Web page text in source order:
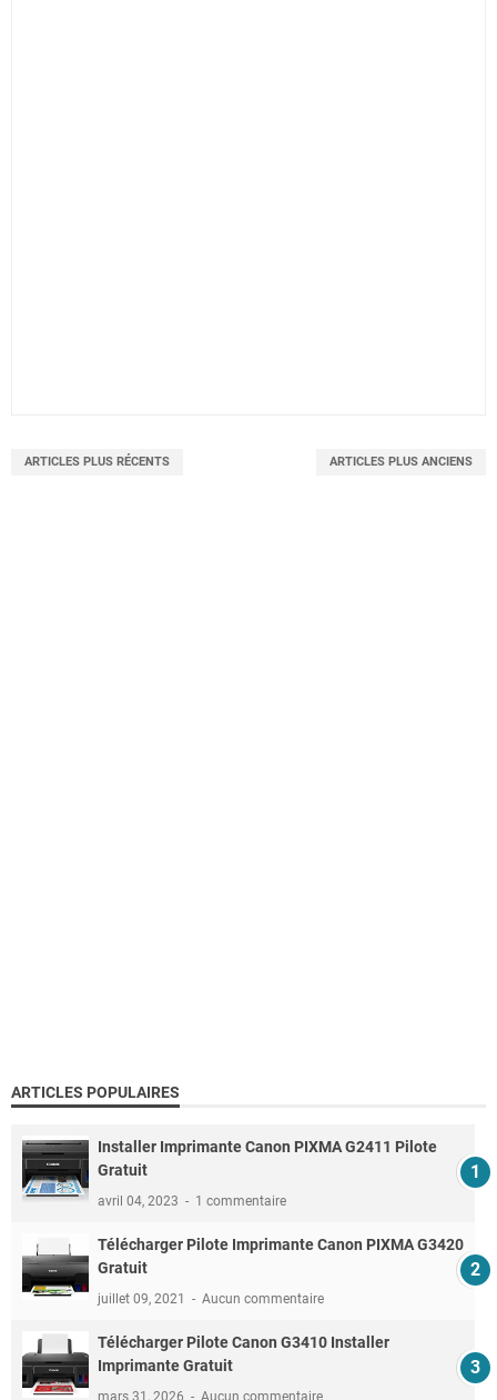
ARTICLES PLUS RÉCENTS ARTICLES PLUS ANCIENS
ARTICLES POPULAIRES
Installer Imprimante Canon PIXMA G2411 Pilote
Gratuit
avril 04, 2023 1 commentaire
Télécharger Pilote Imprimante Canon PIXMA G3420
Gratuit
juillet 09, 2021 Aucun commentaire
Télécharger Pilote Canon G3410 Installer
Imprimante Gratuit
mars 31, 2026 Aucun commentaire